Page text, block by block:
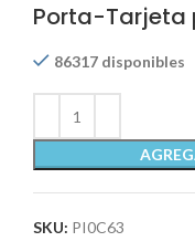
Porta-Tarjeta
86317 disponibles
SKU: PI0C63